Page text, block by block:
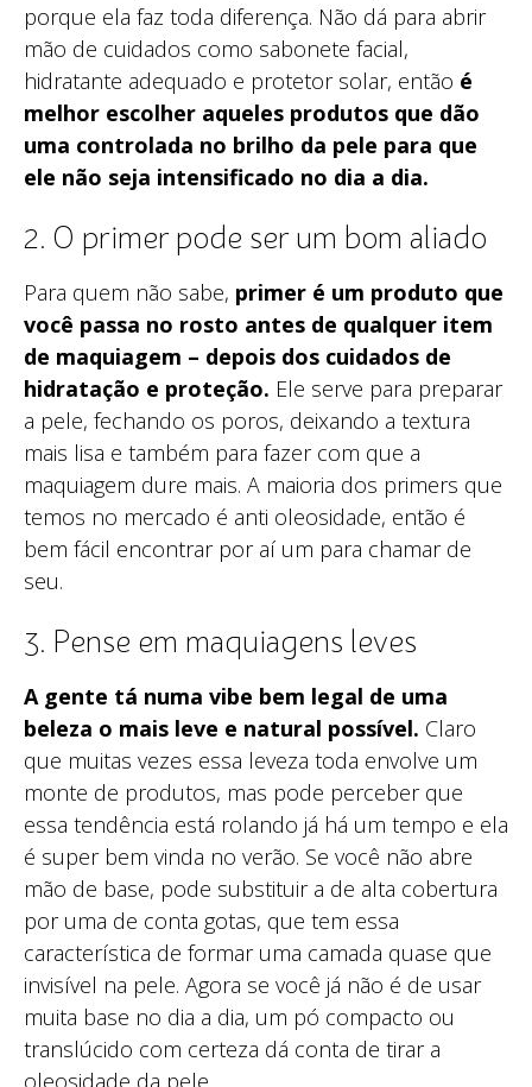
porque ela faz toda diferença. Não dá para abrir
mão de cuidados como sabonete facial,
hidratante adequado e protetor solar, então é
melhor escolher aqueles produtos que dão
uma controlada no brilho da pele para que
ele não seja intensificado no dia a dia.
2. O primer pode ser um bom aliado
Para quem não sabe, primer é um produto que
você passa no rosto antes de qualquer item
de maquiagem – depois dos cuidados de
hidratação e proteção. Ele serve para preparar
a pele, fechando os poros, deixando a textura
mais lisa e também para fazer com que a
maquiagem dure mais. A maioria dos primers que
temos no mercado é anti oleosidade, então é
bem fácil encontrar por aí um para chamar de
seu.
3. Pense em maquiagens leves
A gente tá numa vibe bem legal de uma
beleza o mais leve e natural possível. Claro
que muitas vezes essa leveza toda envolve um
monte de produtos, mas pode perceber que
essa tendência está rolando já há um tempo e ela
é super bem vinda no verão. Se você não abre
mão de base, pode substituir a de alta cobertura
por uma de conta gotas, que tem essa
característica de formar uma camada quase que
invisível na pele. Agora se você já não é de usar
muita base no dia a dia, um pó compacto ou
translúcido com certeza dá conta de tirar a
oleosidade da pele.